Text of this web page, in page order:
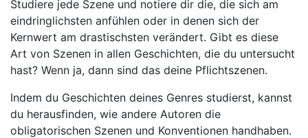
Studiere jede Szene und notiere dir die, die sich am
eindringlichsten anfühlen oder in denen sich der
Kernwert am drastischsten verändert. Gibt es diese
Art von Szenen in allen Geschichten, die du untersucht
hast? Wenn ja, dann sind das deine Pflichtszenen.
Indem du Geschichten deines Genres studierst, kannst
du herausfinden, wie andere Autoren die
obligatorischen Szenen und Konventionen handhaben.